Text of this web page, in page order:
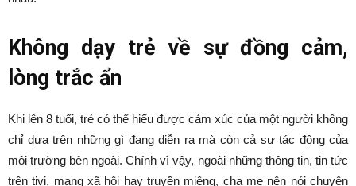
Không dạy trẻ về sự đồng cảm,
lòng trắc ẩn
Khi lên 8 tuổi, trẻ có thể hiểu được cảm xúc của một người không
chỉ dựa trên những gì đang diễn ra mà còn cả sự tác động của
môi trường bên ngoài. Chính vì vậy, ngoài những thông tin, tin tức
trên tivi, mạng xã hội hay truyền miệng, cha mẹ nên nói chuyện